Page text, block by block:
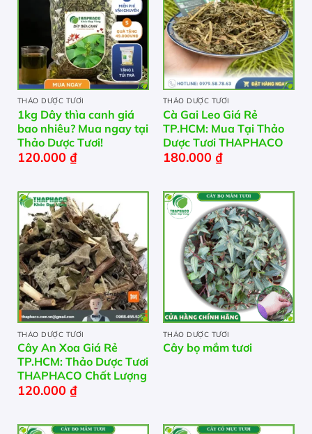
THẢO DƯỢC TƯƠI
1kg Dây thìa canh giá
bao nhiêu? Mua ngay tại
Thảo Dược Tươi!
120.000 ₫
THẢO DƯỢC TƯƠI
Cà Gai Leo Giá Rẻ
TP.HCM: Mua Tại Thảo
Dược Tươi THAPHACO
180.000 ₫
THẢO DƯỢC TƯƠI
Cây An Xoa Giá Rẻ
TP.HCM: Thảo Dược Tươi
THAPHACO Chất Lượng
120.000 ₫
THẢO DƯỢC TƯƠI
Cây bọ mắm tươi